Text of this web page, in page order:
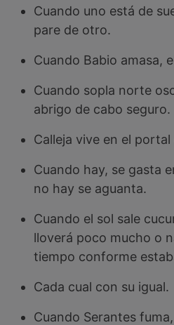
Cuando uno está de
pare de otro.
Cuando Babio amasa,
Cuando sopla norte
abrigo de cabo seguro.
Calleja vive en el portal
Cuando hay, se gasta
no hay se aguanta.
Cuando el sol sale
lloverá poco mucho o
tiempo conforme
Cada cual con su igual.
Cuando Serantes